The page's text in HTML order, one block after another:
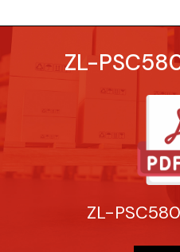
ZL-
ZL-